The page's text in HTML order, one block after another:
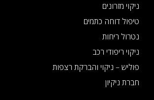
ניקוי מזרונים
טיפול דוחה כתמים
נטרול ריחות
ניקוי ריפודי רכב
פוליש – ניקוי והברקת רצפות
חברת ניקיון